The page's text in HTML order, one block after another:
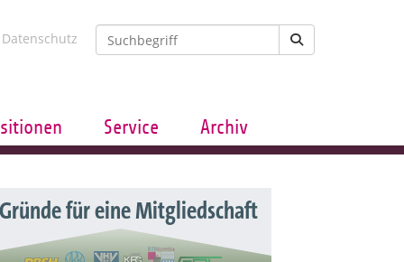
Datenschutz
Service Archiv
für eine Mitgliedschaft